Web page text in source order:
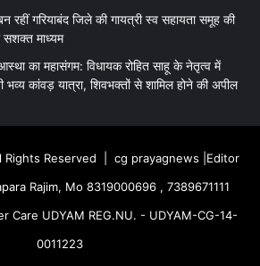
रहीं गरियाबंद जिले की गायत्री स्व सहायता समूह की
सशक्त माध्यम
का महासंगम: विधायक रोहित साहू के नेतृत्व में
भव्य कांवड़ यात्रा, शिवभक्तों से शामिल होने की अपील
Rights Reserved | cg prayagnews |Editor
Rajim, Mo 8319000696 , 7389671111
Care UDYAM REG.NU. - UDYAM-CG-14-
0011223